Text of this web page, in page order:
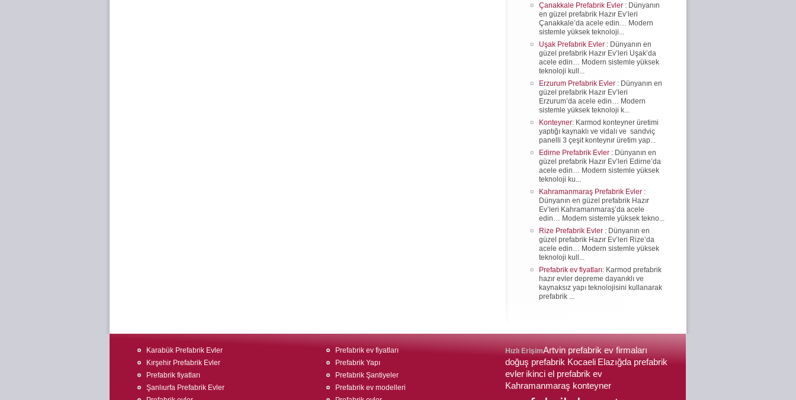
Çanakkale Prefabrik Evler : Dünyanın
en güzel prefabrik Hazır Ev’leri
Çanakkale’da acele edin… Modern
sistemle yüksek teknoloji...
Uşak Prefabrik Evler : Dünyanın en
güzel prefabrik Hazır Ev’leri Uşak’da
acele edin… Modern sistemle yüksek
teknoloji kull...
Erzurum Prefabrik Evler : Dünyanın en
güzel prefabrik Hazır Ev’leri
Erzurum’da acele edin… Modern
sistemle yüksek teknoloji k...
Konteyner: Karmod konteyner üretimi
yaptığı kaynaklı ve vidalı ve sandviç
panelli 3 çeşit konteynır üretim yap...
Edirne Prefabrik Evler : Dünyanın en
güzel prefabrik Hazır Ev’leri Edirne’da
acele edin… Modern sistemle yüksek
teknoloji ku...
Kahramanmaraş Prefabrik Evler :
Dünyanın en güzel prefabrik Hazır
Ev’leri Kahramanmaraş’da acele
edin… Modern sistemle yüksek tekno...
Rize Prefabrik Evler : Dünyanın en
güzel prefabrik Hazır Ev’leri Rize’da
acele edin… Modern sistemle yüksek
teknoloji kull...
Prefabrik ev fiyatları: Karmod prefabrik
hazır evler depreme dayanıklı ve
kaynaksız yapı teknolojisini kullanarak
prefabrik ...
Karabük Prefabrik Evler
Kırşehir Prefabrik Evler
Prefabrik fiyatları
Şanlıurfa Prefabrik Evler
Prefabrik ev fiyatları
Prefabrik Yapı
Prefabrik Şantiyeler
Prefabrik ev modelleri
Hızlı ErişimArtvin prefabrik ev firmaları
doğuş prefabrik Kocaeli Elazığda prefabrik
evler ikinci el prefabrik ev
Kahramanmaraş konteyner